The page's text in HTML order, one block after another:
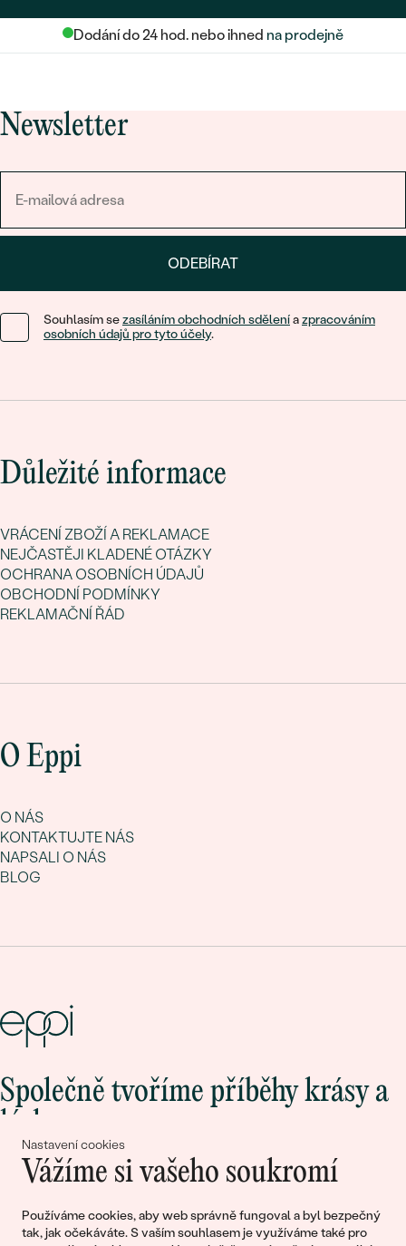
Nastavení cookies
Vážíme si vašeho soukromí
Používáme cookies, aby web správně fungoval a byl bezpečný
tak, jak očekáváte. S vaším souhlasem je využíváme také pro
Dodání do 24 hod. nebo ihned na prodejně
Newsletter
ODEBÍRAT
Souhlasím sezasíláním obchodních sděleníazpracováním
osobních údajů pro tyto účely.
Důležité informace
VRÁCENÍ ZBOŽÍ A REKLAMACE
NEJČASTĚJI KLADENÉ OTÁZKY
OCHRANA OSOBNÍCH ÚDAJŮ
OBCHODNÍ PODMÍNKY
REKLAMAČNÍ ŘÁD
O Eppi
O NÁS
KONTAKTUJTE NÁS
NAPSALI O NÁS
BLOG
Společně tvoříme příběhy krásy a
lásky
Připojte se k nám!